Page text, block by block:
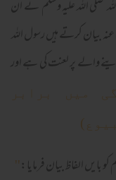
صلی اللہ علیہ وسلم نے ان
بیان کرتے ہیں رسول اللہ
والے پر لعنت کی ہے اور
میں برابر
بایں الفاظ بیان فرمایا: ''